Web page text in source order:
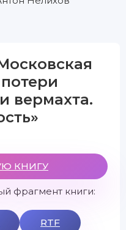
вермахта.
КНИГУ
фрагмент книги:
RTF